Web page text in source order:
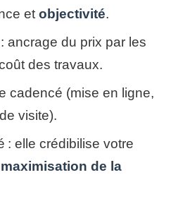
et objectivité.
ancrage du prix par les
des travaux.
cadencé (mise en ligne,
visite).
: elle crédibilise votre
maximisation de la